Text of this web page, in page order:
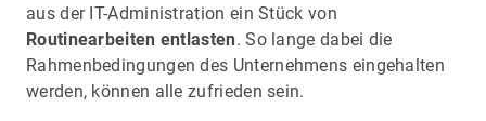
aus der IT-Administration ein Stück von
Routinearbeiten entlasten. So lange dabei die
Rahmenbedingungen des Unternehmens eingehalten
werden, können alle zufrieden sein.